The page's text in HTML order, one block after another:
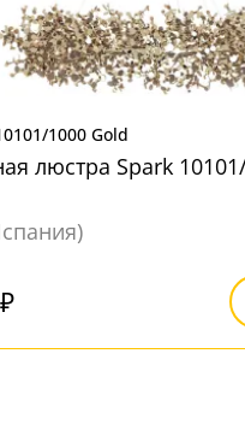
1000 Gold
люстра Spark